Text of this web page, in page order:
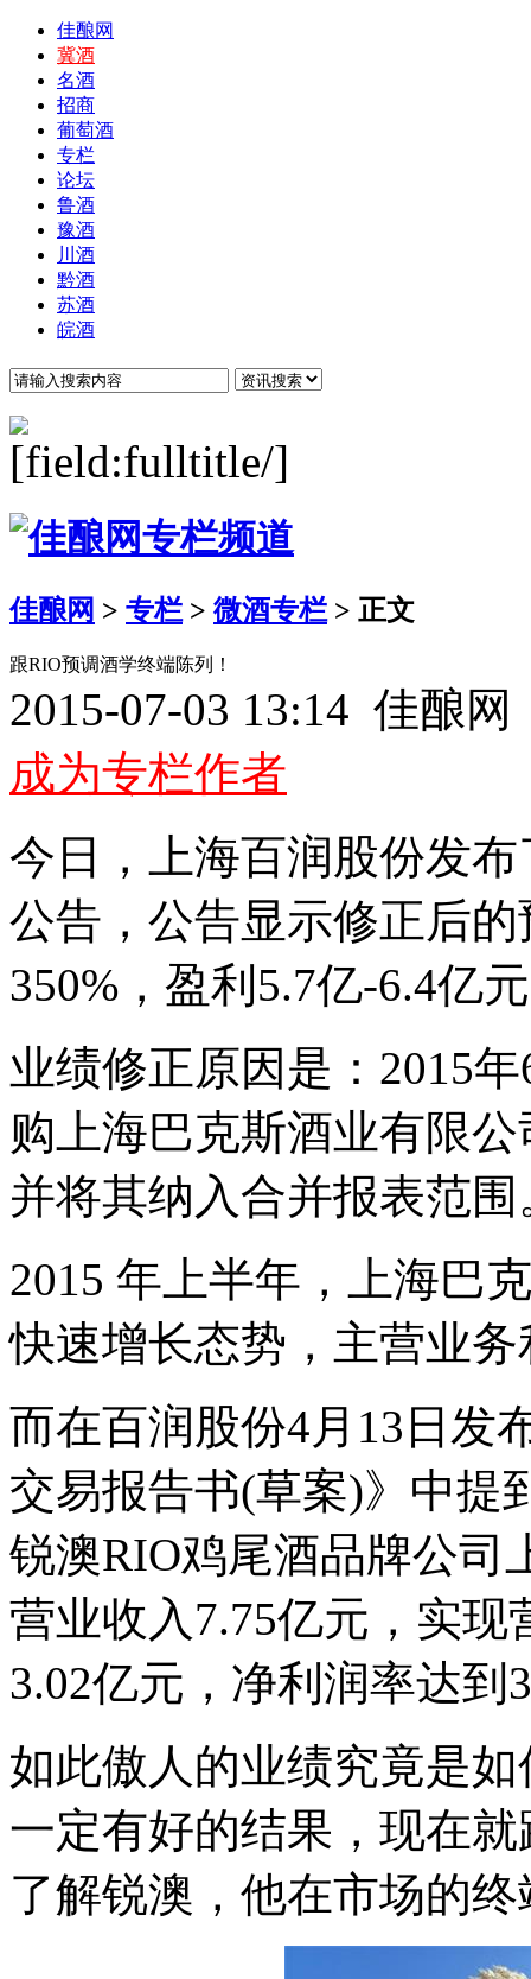
佳酿网
冀酒
名酒
招商
葡萄酒
专栏
论坛
鲁酒
豫酒
川酒
黔酒
苏酒
皖酒
佳酿网 > 专栏 > 微酒专栏 > 正文
跟RIO预调酒学终端陈列！
2015-07-03 13:14 佳酿
成为专栏作者
今日，上海百润股份发
公告，公告显示修正后
350%，盈利5.7亿-6.4亿
业绩修正原因是：2015
购上海巴克斯酒业有限
并将其纳入合并报表范围
2015 年上半年，上海巴
快速增长态势，主营业
而在百润股份4月13日发
交易报告书(草案)》中提
锐澳RIO鸡尾酒品牌公司
营业收入7.75亿元，实现
3.02亿元，净利润率达到
如此傲人的业绩究竟是
一定有好的结果，现在
了解锐澳，他在市场的